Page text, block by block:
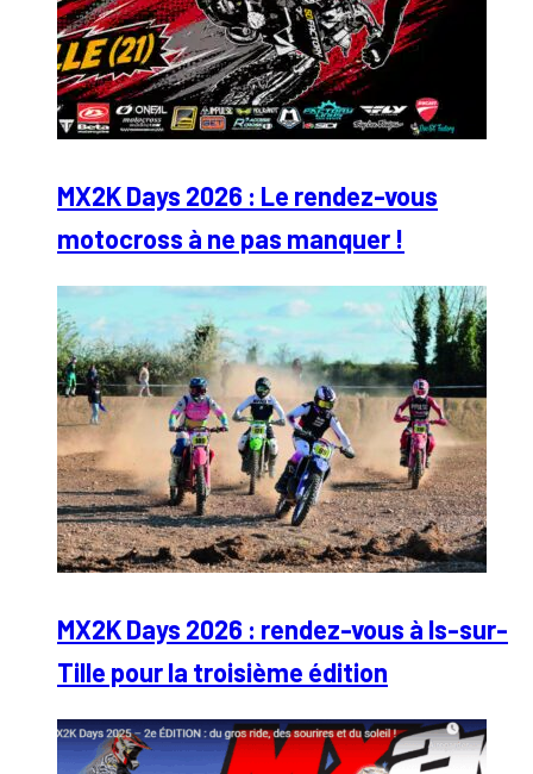
MX2K Days 2026 : Le rendez-vous
motocross à ne pas manquer !
MX2K Days 2026 : rendez-vous à Is-sur-
Tille pour la troisième édition